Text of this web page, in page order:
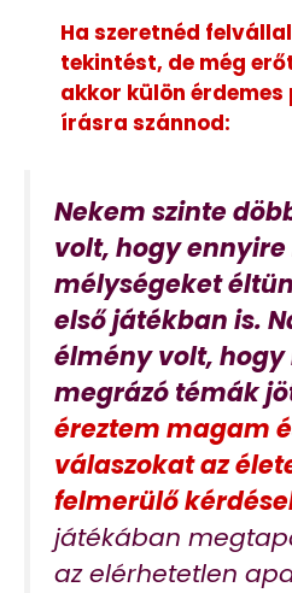
Ha szeretnéd
tekintést, de még
akkor külön
írásra szánnod:
Nekem szinte
volt, hogy
mélységeket
első játékban is.
élmény volt, hogy
megrázó témák
éreztem magam
válaszokat az
felmerülő
játékában
az elérhetetlen